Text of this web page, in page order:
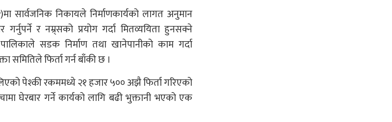
सार्वजनिक निकायले निर्माणकार्यको लागत अनुमान
र नम्र्सको प्रयोग गर्दा मितव्ययिता हुनसक्ने
सडक निर्माण तथा खानेपानीको काम गर्दा
समितिले फिर्ता गर्न बाँकी छ ।
पेश्की रकममध्ये २१ हजार ५०० अझै फिर्ता गरिएको
घेरबार गर्ने कार्यको लागि बढी भुक्तानी भएको एक